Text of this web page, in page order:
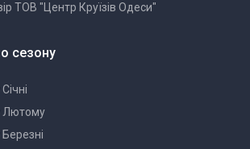
ТОВ "Центр Круїзів Одеси"
сезону
Лютому